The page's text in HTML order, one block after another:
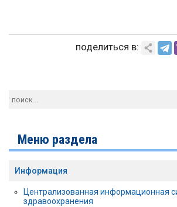
поделиться в:
Меню раздела
Информация
Централизованная информационная
здравоохранения